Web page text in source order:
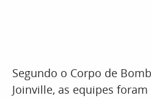
Segundo o Corpo de
Joinville, as equipes